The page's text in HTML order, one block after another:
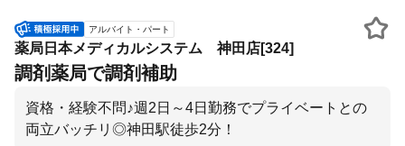
アルバイト・パート
薬局日本メディカルシステム 神田店[324]
調剤薬局で調剤補助
資格・経験不問♪週2日～4日勤務でプライベートとの
両立バッチリ◎神田駅徒歩2分！